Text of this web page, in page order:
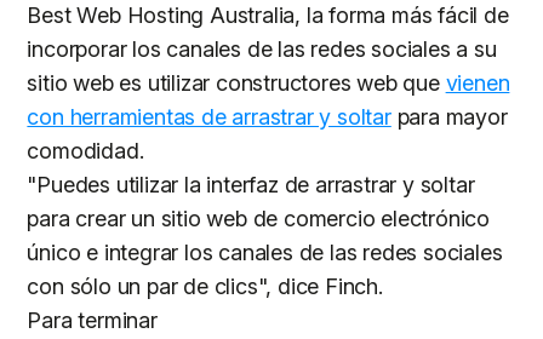
Best Web Hosting Australia, la forma más fácil de
incorporar los canales de las redes sociales a su
sitio web es utilizar constructores web que vienen
con herramientas de arrastrar y soltarpara mayor
comodidad.
"Puedes utilizar la interfaz de arrastrar y soltar
para crear un sitio web de comercio electrónico
único e integrar los canales de las redes sociales
con sólo un par de clics", dice Finch.
Para terminar